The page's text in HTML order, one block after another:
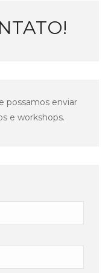
possamos enviar
e workshops.